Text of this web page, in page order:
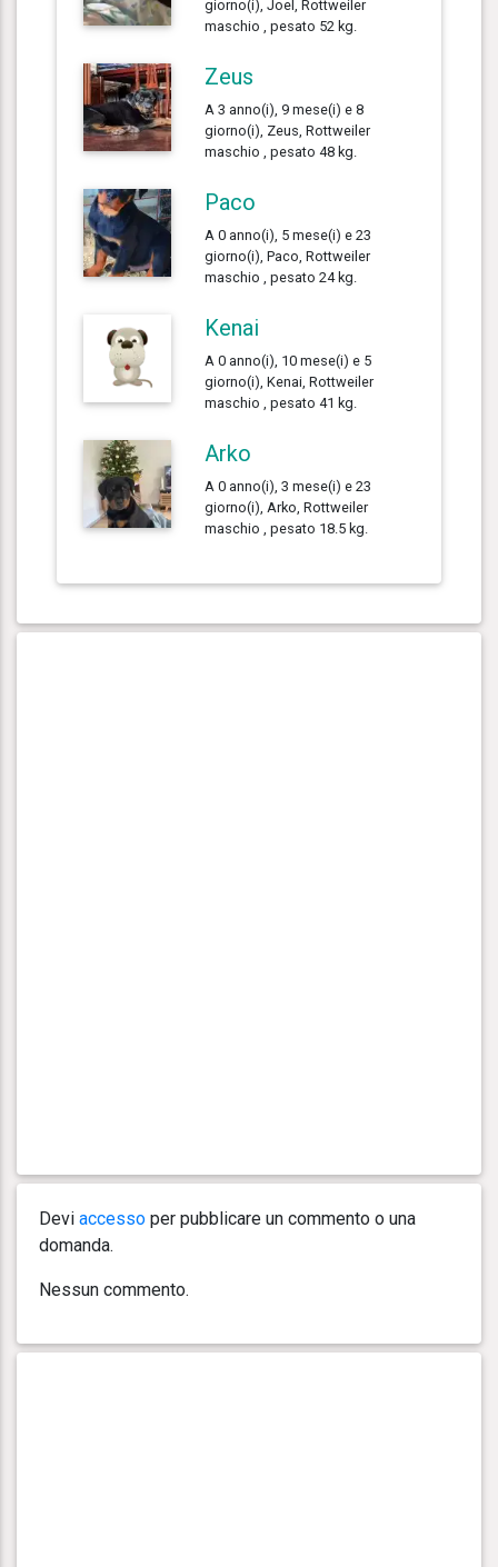
giorno(i), Joel, Rottweiler
maschio , pesato 52 kg.
Zeus
A 3 anno(i), 9 mese(i) e 8
giorno(i), Zeus, Rottweiler
maschio , pesato 48 kg.
Paco
A 0 anno(i), 5 mese(i) e 23
giorno(i), Paco, Rottweiler
maschio , pesato 24 kg.
Kenai
A 0 anno(i), 10 mese(i) e 5
giorno(i), Kenai, Rottweiler
maschio , pesato 41 kg.
Arko
A 0 anno(i), 3 mese(i) e 23
giorno(i), Arko, Rottweiler
maschio , pesato 18.5 kg.
Devi accesso per pubblicare un commento o una
domanda.
Nessun commento.